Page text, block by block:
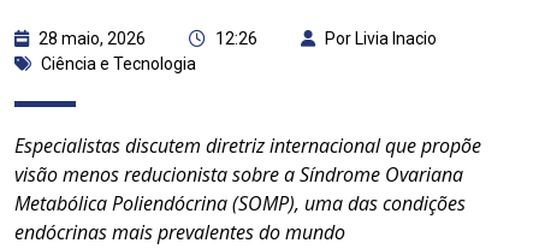
28 maio, 2026 12:26
Por Livia Inacio
Ciência e Tecnologia
Especialistas discutem diretriz internacional que propõe
visão menos reducionista sobre a Síndrome Ovariana
Metabólica Poliendócrina (SOMP), uma das condições
endócrinas mais prevalentes do mundo